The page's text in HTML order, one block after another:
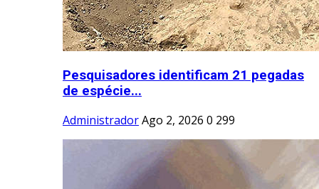
Pesquisadores identificam 21 pegadas
de espécie...
AdministradorAgo 2, 2026 0 299